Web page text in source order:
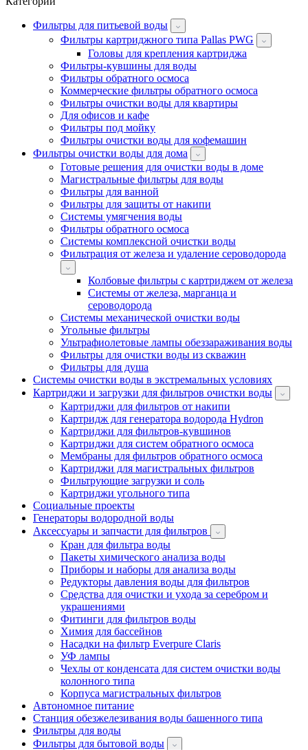
Фильтры для питьевой воды
Фильтры картриджного типа Pallas PWG
Головы для крепления картриджа
Фильтры-кувшины для воды
Фильтры обратного осмоса
Коммерческие фильтры обратного осмоса
Фильтры очистки воды для квартиры
Для офисов и кафе
Фильтры под мойку
Фильтры очистки воды для кофемашин
Фильтры очистки воды для дома
Готовые решения для очистки воды в доме
Магистральные фильтры для воды
Фильтры для ванной
Фильтры для защиты от накипи
Системы умягчения воды
Фильтры обратного осмоса
Системы комплексной очистки воды
Фильтрация от железа и удаление сероводорода
Колбовые фильтры с картриджем от железа
Системы от железа, марганца и
сероводорода
Системы механической очистки воды
Угольные фильтры
Ультрафиолетовые лампы обеззараживания воды
Фильтры для очистки воды из скважин
Фильтры для душа
Системы очистки воды в экстремальных условиях
Картриджи и загрузки для фильтров очистки воды
Картриджи для фильтров от накипи
Картридж для генератора водорода Hydron
Картриджи для фильтров-кувшинов
Картриджи для систем обратного осмоса
Мембраны для фильтров обратного осмоса
Картриджи для магистральных фильтров
Фильтрующие загрузки и соль
Картриджи угольного типа
Социальные проекты
Генераторы водородной воды
Аксессуары и запчасти для фильтров
Кран для фильтра воды
Пакеты химического анализа воды
Приборы и наборы для анализа воды
Редукторы давления воды для фильтров
Средства для очистки и ухода за серебром и
украшениями
Фитинги для фильтров воды
Химия для бассейнов
Насадки на фильтр Everpure Claris
УФ лампы
Чехлы от конденсата для систем очистки воды
колонного типа
Корпуса магистральных фильтров
Автономное питание
Станция обезжелезивания воды башенного типа
Фильтры для воды
Фильтры для бытовой воды